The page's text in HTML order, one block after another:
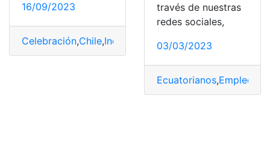
16/09/2023
Celebración,Chile,Independencia ,Proceso,
través de nuestras
redes sociales,
03/03/2023
Ecuatorianos,Empleo